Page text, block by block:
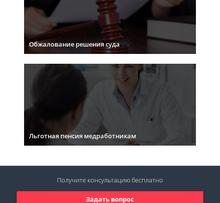
Обжалование решения суда
Льготная пенсия медработникам
Задать вопрос
Получите консультациюбесплатно